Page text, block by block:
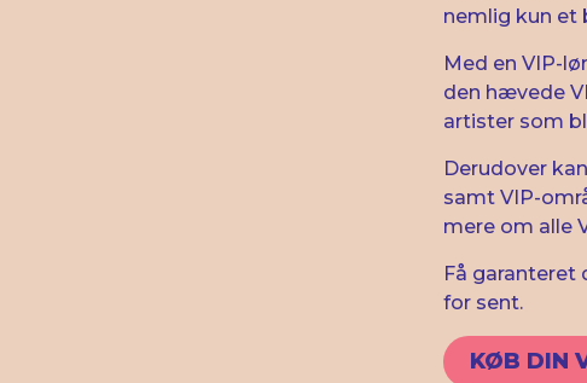
nemlig kun et
Med en VIP-
den hævede
artister som
Derudover
samt VIP-
mere om alle
Få garanteret
for sent.
KØB DIN